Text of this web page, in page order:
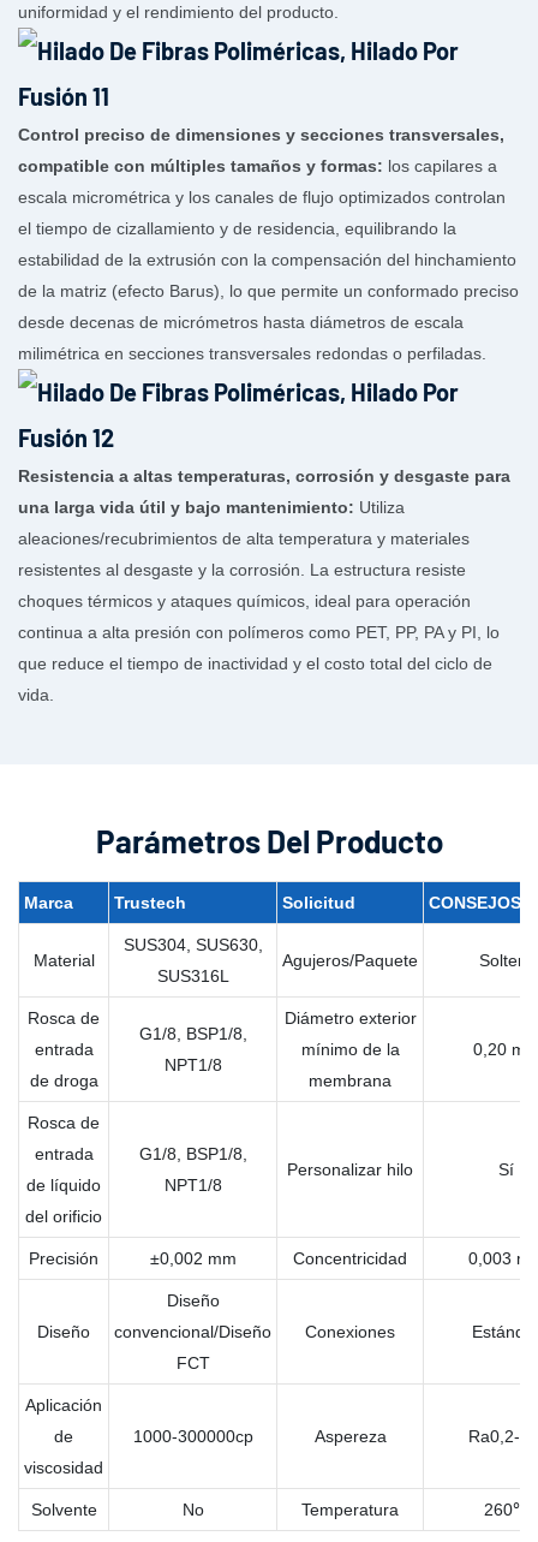
uniformidad y el rendimiento del producto.
Control preciso de dimensiones y secciones transversales,
compatible con múltiples tamaños y formas: los capilares a
escala micrométrica y los canales de flujo optimizados controlan
el tiempo de cizallamiento y de residencia, equilibrando la
estabilidad de la extrusión con la compensación del hinchamiento
de la matriz (efecto Barus), lo que permite un conformado preciso
desde decenas de micrómetros hasta diámetros de escala
milimétrica en secciones transversales redondas o perfiladas.
Resistencia a altas temperaturas, corrosión y desgaste para
una larga vida útil y bajo mantenimiento: Utiliza
aleaciones/recubrimientos de alta temperatura y materiales
resistentes al desgaste y la corrosión. La estructura resiste
choques térmicos y ataques químicos, ideal para operación
continua a alta presión con polímeros como PET, PP, PA y PI, lo
que reduce el tiempo de inactividad y el costo total del ciclo de
vida.
Parámetros Del Producto
Marca Trustech Solicitud CONSEJOS/
Material
SUS304, SUS630,
SUS316L
Agujeros/Paquete Soltero
Rosca de
entrada
de droga
G1/8, BSP1/8,
NPT1/8
Diámetro exterior
mínimo de la
membrana
0,20
Rosca de
entrada
de líquido
del orificio
G1/8, BSP1/8,
NPT1/8
Personalizar hilo Sí
Precisión ±0,002 mm Concentricidad 0,003
Diseño
Diseño
convencional/Diseño
FCT
Conexiones
Aplicación
de
viscosidad
1000-300000cp Aspereza Ra0,2-
Solvente No Temperatura 260℃